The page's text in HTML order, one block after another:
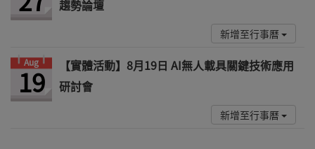
趨勢論壇
新增至行事曆
Aug
19
【實體活動】8月19日 AI無人載具關鍵技術應用
研討會
新增至行事曆